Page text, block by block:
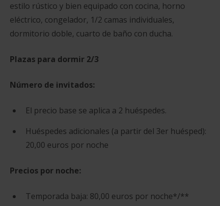
estilo rústico y bien equipado con cocina, horno
eléctrico, congelador, 1/2 camas individuales,
dormitorio doble, cuarto de baño con ducha.
Plazas para dormir 2/3
Número de invitados:
El precio base se aplica a 2 huéspedes.
Huéspedes adicionales (a partir del 3er huésped):
20,00 euros por noche
Precios por noche:
Temporada baja: 80,00 euros por noche*/**